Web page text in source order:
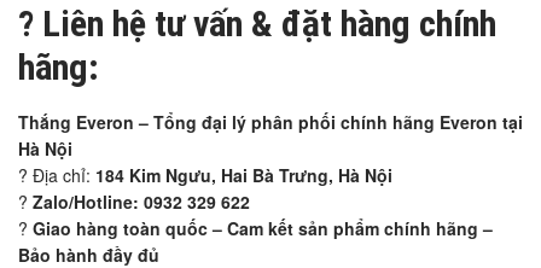
? Liên hệ tư vấn & đặt hàng chính
hãng:
Thắng Everon – Tổng đại lý phân phối chính hãng Everon tại
Hà Nội
? Địa chỉ: 184 Kim Ngưu, Hai Bà Trưng, Hà Nội
? Zalo/Hotline: 0932 329 622
?️ Giao hàng toàn quốc – Cam kết sản phẩm chính hãng –
Bảo hành đầy đủ